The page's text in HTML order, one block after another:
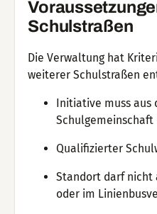
Schulstraßen
Die Verwaltung hat
weiterer Schulstraßen
Initiative muss aus
Schulgemeinschaft
Qualifizierter
Standort darf nicht
oder im